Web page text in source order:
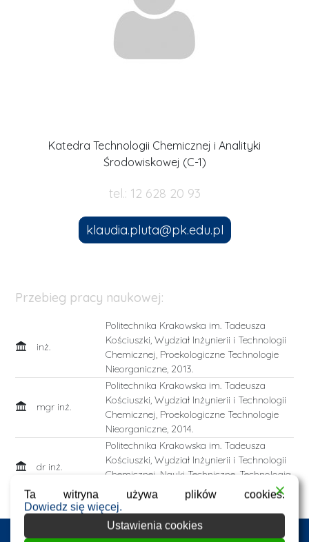
Katedra Technologii Chemicznej i Analityki
Środowiskowej (C-1)
tel.: 12 628 20 93
klaudia.pluta@pk.edu.pl
Przebieg pracy naukowej:
inż.
Politechnika Krakowska im. Tadeusza
Kościuszki, Wydział Inżynierii i Technologii
Chemicznej, Proekologiczne Technologie
Nieorganiczne, 2013.
mgr inż.
Politechnika Krakowska im. Tadeusza
Kościuszki, Wydział Inżynierii i Technologii
Chemicznej, Proekologiczne Technologie
Nieorganiczne, 2014.
dr inż.
Politechnika Krakowska im. Tadeusza
Kościuszki, Wydział Inżynierii i Technologii
Chemicznej, Nauki Techniczne, Technologia
Chemiczna, 2019.
Ta witryna używa plików cookies.
Dowiedz się więcej.
Ustawienia cookies